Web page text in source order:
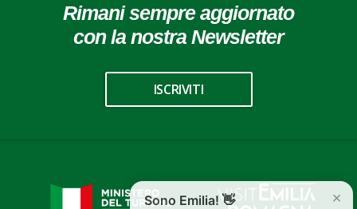
Rimani sempre aggiornato
con la nostra Newsletter
ISCRIVITI
×
Sono Emilia! 👋